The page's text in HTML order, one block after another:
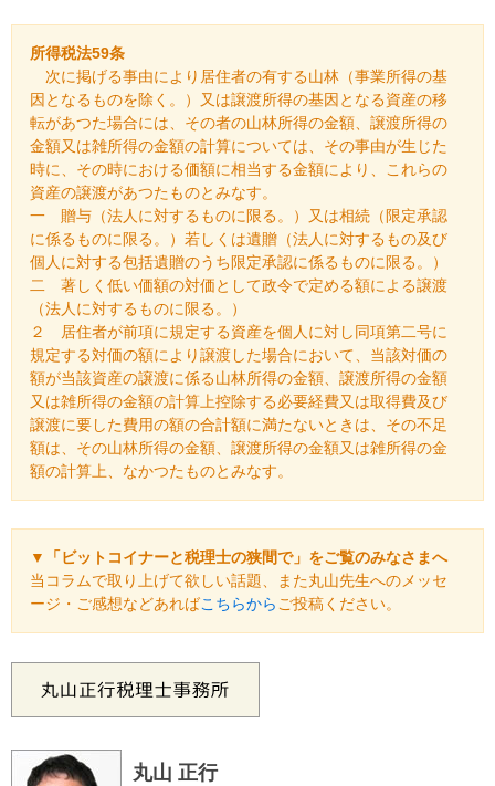
所得税法59条
次に掲げる事由により居住者の有する山林（事業所得の基
因となるものを除く。）又は譲渡所得の基因となる資産の移
転があつた場合には、その者の山林所得の金額、譲渡所得の
金額又は雑所得の金額の計算については、その事由が生じた
時に、その時における価額に相当する金額により、これらの
資産の譲渡があつたものとみなす。
一 贈与（法人に対するものに限る。）又は相続（限定承認
に係るものに限る。）若しくは遺贈（法人に対するもの及び
個人に対する包括遺贈のうち限定承認に係るものに限る。）
二 著しく低い価額の対価として政令で定める額による譲渡
（法人に対するものに限る。）
２ 居住者が前項に規定する資産を個人に対し同項第二号に
規定する対価の額により譲渡した場合において、当該対価の
額が当該資産の譲渡に係る山林所得の金額、譲渡所得の金額
又は雑所得の金額の計算上控除する必要経費又は取得費及び
譲渡に要した費用の額の合計額に満たないときは、その不足
額は、その山林所得の金額、譲渡所得の金額又は雑所得の金
額の計算上、なかつたものとみなす。
▼「ビットコイナーと税理士の狭間で」をご覧のみなさまへ
当コラムで取り上げて欲しい話題、また丸山先生へのメッセ
ージ・ご感想などあればこちらから ご投稿ください。
丸山 正行